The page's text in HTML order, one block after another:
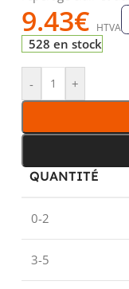
9.43€ HTVA
528 en stock
- +
QUANTITÉ
0-2
3-5